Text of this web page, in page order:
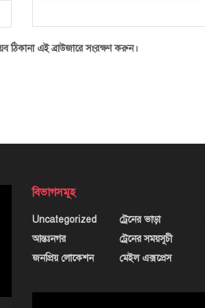
ঠিকানা এই ব্রাউজারে সংরক্ষণ করুন।
বিভাগসমূহ
Uncategorized
আন্তঃনগর
জনপ্রিয় লোকেশন
ট্রেনের ভাড়া
ট্রেনের সময়সূচী
মেইল এক্সপ্রেস